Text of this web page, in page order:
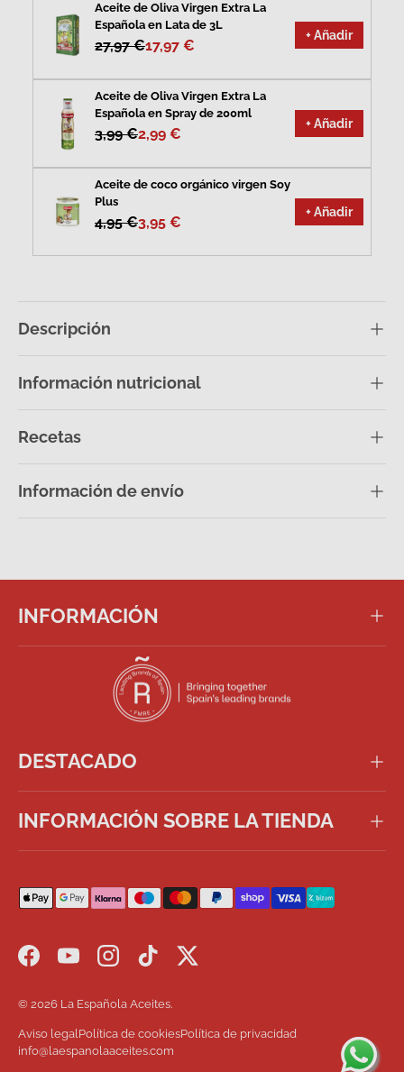
Aceite de Oliva Virgen Extra La
Española en Lata de 3L
27,97 €17,97 €
+ Añadir
Aceite de Oliva Virgen Extra La
Española en Spray de 200ml
3,99 €2,99 €
+ Añadir
Aceite de coco orgánico virgen Soy
Plus
4,95 €3,95 €
+ Añadir
Descripción
Información nutricional
Recetas
Información de envío
INFORMACIÓN
DESTACADO
INFORMACIÓN SOBRE LA TIENDA
Formas de pago aceptadas
FacebookYouTubeInstagram
TikTokTwitter
© 2026 La Española Aceites.
Aviso legalPolítica de cookiesPolítica de privacidad
info@laespanolaaceites.com